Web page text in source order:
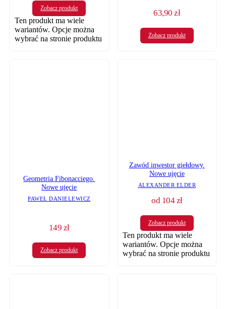
Zobacz produkt
Ten produkt ma wiele
wariantów. Opcje można
wybrać na stronie produktu
63,90zł
Zobacz produkt
Geometria Fibonacciego.
Nowe ujęcie
PAWEŁ DANIELEWICZ
149 zł
Zobacz produkt
Zawód inwestor giełdowy.
Nowe ujęcie
ALEXANDER ELDER
od 104zł
Zobacz produkt
Ten produkt ma wiele
wariantów. Opcje można
wybrać na stronie produktu